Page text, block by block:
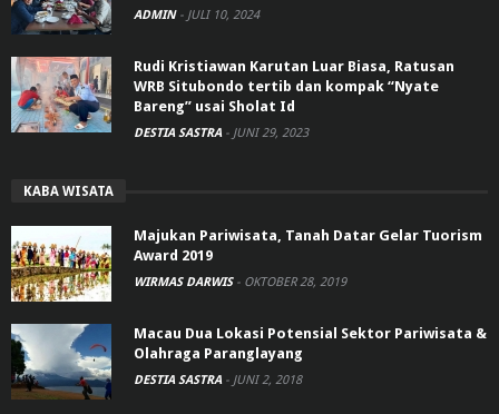
ADMIN - JULI 10, 2024
Rudi Kristiawan Karutan Luar Biasa, Ratusan
WRB Situbondo tertib dan kompak “Nyate
Bareng” usai Sholat Id
DESTIA SASTRA - JUNI 29, 2023
KABA WISATA
Majukan Pariwisata, Tanah Datar Gelar Tuorism
Award 2019
WIRMAS DARWIS - OKTOBER 28, 2019
Macau Dua Lokasi Potensial Sektor Pariwisata &
Olahraga Paranglayang
DESTIA SASTRA - JUNI 2, 2018